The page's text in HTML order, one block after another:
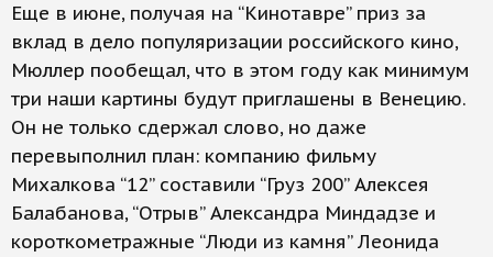
Еще в июне, получая на “Кинотавре” приз за
вклад в дело популяризации российского кино,
Мюллер пообещал, что в этом году как минимум
три наши картины будут приглашены в Венецию.
Он не только сдержал слово, но даже
перевыполнил план: компанию фильму
Михалкова “12” составили “Груз 200” Алексея
Балабанова, “Отрыв” Александра Миндадзе и
короткометражные “Люди из камня” Леонида